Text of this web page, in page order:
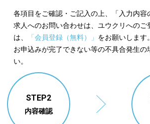
各項目をご確認・ご記入の上、「入力内容
求人へのお問い合わせは、ユウクリへの
は、
「会員登録（無料）」 をお願いします。
お申込みが完了できない等の不具合発生
い。
STEP2
内容確認